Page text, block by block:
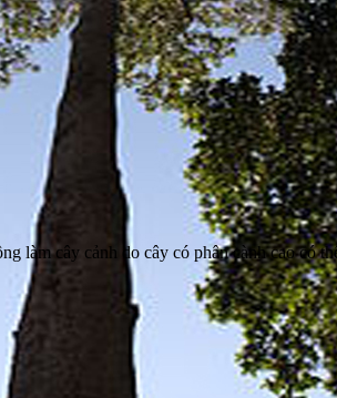
làm cây cảnh do cây có phân cành cao có